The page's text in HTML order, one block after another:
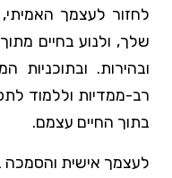
לחזור לעצמך
שלך, ולנוע בחיים מתוך
ובהירות. ובתוכניות
רב-ממדיות וללמוד
בתוך החיים עצמם.
לעצמך אישית והסמכה